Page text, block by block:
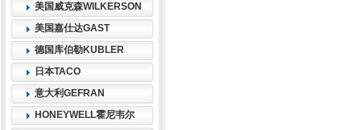
美国威克森WILKERSON
美国嘉仕达GAST
德国库伯勒KUBLER
日本TACO
意大利GEFRAN
HONEYWELL霍尼韦尔